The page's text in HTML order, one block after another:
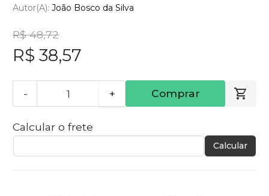
Autor(a): João Bosco da Silva
R$ 48,72
R$ 38,57
- + Comprar
Calcular o frete
Calcular